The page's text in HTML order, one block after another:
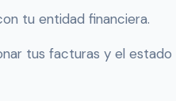
tu entidad financiera.
tus facturas y el estado